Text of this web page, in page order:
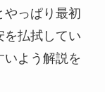
やっぱり最初
を払拭してい
いよう解説を